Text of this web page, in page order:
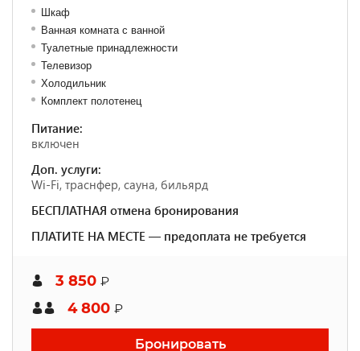
Шкаф
Ванная комната с ванной
Туалетные принадлежности
Телевизор
Холодильник
Комплект полотенец
Питание:
включен
Доп. услуги:
Wi-Fi, траснфер, сауна, бильярд
БЕСПЛАТНАЯ отмена бронирования
ПЛАТИТЕ НА МЕСТЕ — предоплата не требуется
3 850 ₽
4 800 ₽
Бронировать